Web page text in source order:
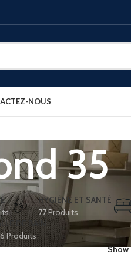
MINIBARS
Minibar porte vitré
Minibar porte pleine
Minibar thermoélectrique
PLATEAU ACCUEIL
NOUS
35
HYGIÈNE ET SANTÉ
77 Produits
DE BAIN
Produits
Show